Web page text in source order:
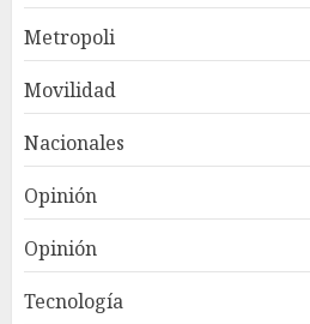
Metropoli
Movilidad
Nacionales
Opinión
Opinión
Tecnología